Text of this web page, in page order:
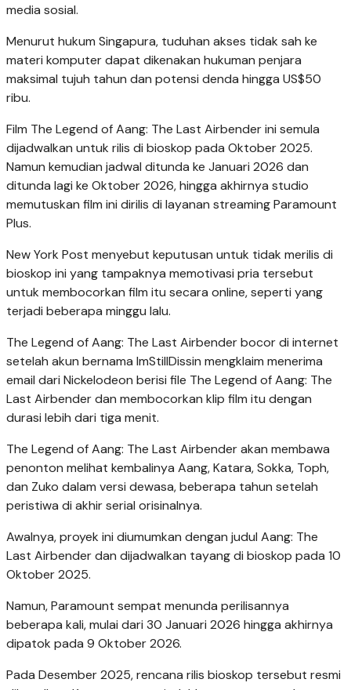
media sosial.
Menurut hukum Singapura, tuduhan akses tidak sah ke
materi komputer dapat dikenakan hukuman penjara
maksimal tujuh tahun dan potensi denda hingga US$50
ribu.
Film The Legend of Aang: The Last Airbender ini semula
dijadwalkan untuk rilis di bioskop pada Oktober 2025.
Namun kemudian jadwal ditunda ke Januari 2026 dan
ditunda lagi ke Oktober 2026, hingga akhirnya studio
memutuskan film ini dirilis di layanan streaming Paramount
Plus.
New York Post menyebut keputusan untuk tidak merilis di
bioskop ini yang tampaknya memotivasi pria tersebut
untuk membocorkan film itu secara online, seperti yang
terjadi beberapa minggu lalu.
The Legend of Aang: The Last Airbender bocor di internet
setelah akun bernama ImStillDissin mengklaim menerima
email dari Nickelodeon berisi file The Legend of Aang: The
Last Airbender dan membocorkan klip film itu dengan
durasi lebih dari tiga menit.
The Legend of Aang: The Last Airbender akan membawa
penonton melihat kembalinya Aang, Katara, Sokka, Toph,
dan Zuko dalam versi dewasa, beberapa tahun setelah
peristiwa di akhir serial orisinalnya.
Awalnya, proyek ini diumumkan dengan judul Aang: The
Last Airbender dan dijadwalkan tayang di bioskop pada 10
Oktober 2025.
Namun, Paramount sempat menunda perilisannya
beberapa kali, mulai dari 30 Januari 2026 hingga akhirnya
dipatok pada 9 Oktober 2026.
Pada Desember 2025, rencana rilis bioskop tersebut resmi